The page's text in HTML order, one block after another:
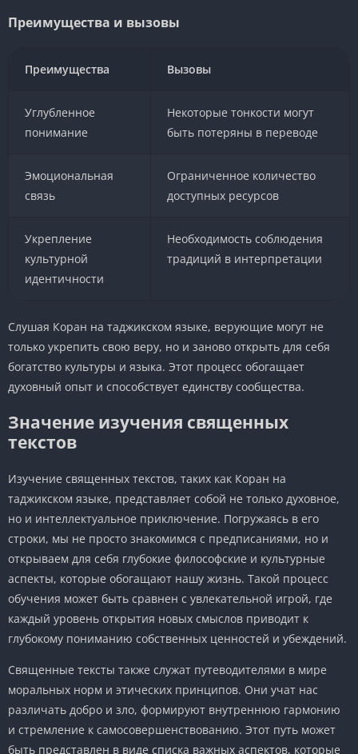
Преимущества и вызовы
Преимущества Вызовы
Углубленное
понимание
Некоторые тонкости могут
быть потеряны в переводе
Эмоциональная
связь
Ограниченное количество
доступных ресурсов
Укрепление
культурной
идентичности
Необходимость соблюдения
традиций в интерпретации
Слушая Коран на таджикском языке, верующие могут не
только укрепить свою веру, но и заново открыть для себя
богатство культуры и языка. Этот процесс обогащает
духовный опыт и способствует единству сообщества.
Значение изучения священных
текстов
Изучение священных текстов, таких как Коран на
таджикском языке, представляет собой не только духовное,
но и интеллектуальное приключение. Погружаясь в его
строки, мы не просто знакомимся с предписаниями, но и
открываем для себя глубокие философские и культурные
аспекты, которые обогащают нашу жизнь. Такой процесс
обучения может быть сравнен с увлекательной игрой, где
каждый уровень открытия новых смыслов приводит к
глубокому пониманию собственных ценностей и убеждений.
Священные тексты также служат путеводителями в мире
моральных норм и этических принципов. Они учат нас
различать добро и зло, формируют внутреннюю гармонию
и стремление к самосовершенствованию. Этот путь может
быть представлен в виде списка важных аспектов, которые